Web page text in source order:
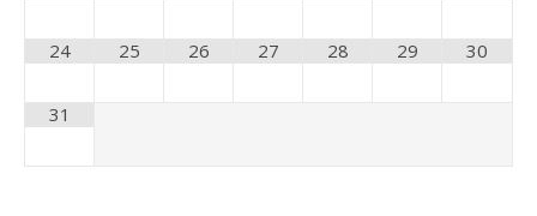
24 25 26 27 28 29 30
31